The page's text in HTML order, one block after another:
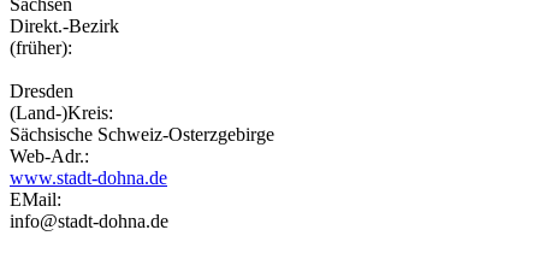
Direkt.-Bezirk
(früher):
Dresden
(Land-)Kreis:
Sächsische Schweiz-Osterzgebirge
Web-Adr.:
www.stadt-dohna.de
EMail:
info@stadt-dohna.de